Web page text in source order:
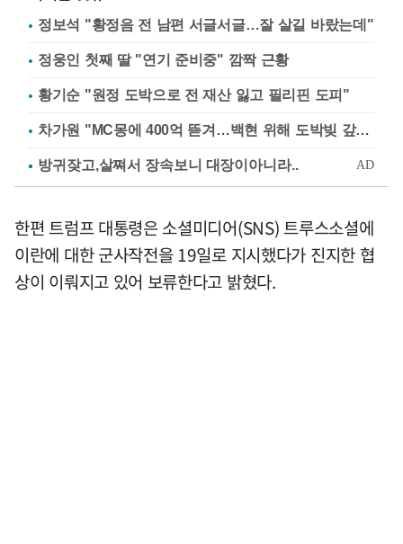
정보석 "황정음 전 남편 서글서글…잘 살길 바랐는데"
정웅인 첫째 딸 "연기 준비중" 깜짝 근황
황기순 "원정 도박으로 전 재산 잃고 필리핀 도피"
차가원 "MC몽에 400억 뜯겨…백현 위해 도박빚 갚아줘"
한편 트럼프 대통령은 소셜미디어(SNS) 트루스소셜에
이란에 대한 군사작전을 19일로 지시했다가 진지한 협
상이 이뤄지고 있어 보류한다고 밝혔다.